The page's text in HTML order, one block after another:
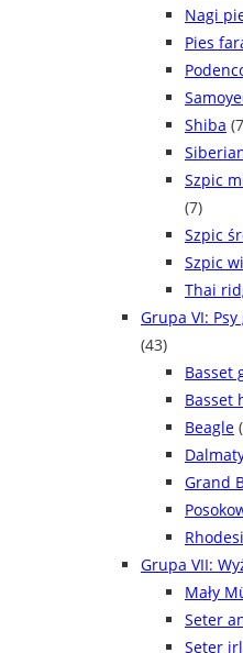
Nagi
Pies
Shiba
Szpic
(7)
Szpic
Szpic
Thai
Grupa VI:
(43)
Basset
Basset
Beagle
Grand
Grupa VII:
Mały
Seter
Seter